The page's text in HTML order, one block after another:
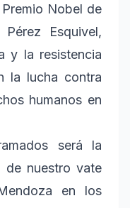
Nobel de
Esquivel,
y la resistencia
la lucha contra
humanos en
será la
de nuestro vate
en los